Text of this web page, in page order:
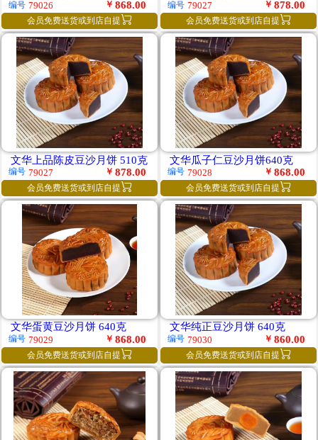
编号 79026 ￥ 868.00
会员免费送货或到店自提 
编号 79027 ￥ 878.00
会员免费送货或到店自提 
文华上品陈皮豆沙月饼 510克
编号 79027 ￥ 878.00
会员免费送货或到店自提 
文华瓜子仁豆沙月饼640克
编号 79028 ￥ 868.00
会员免费送货或到店自提 
文华蛋黄豆沙月饼 640克
编号 79029 ￥ 868.00
会员免费送货或到店自提 
文华纯正豆沙月饼 640克
编号 79030 ￥ 860.00
会员免费送货或到店自提 